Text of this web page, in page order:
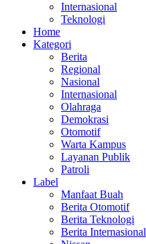
Internasional
Teknologi
Home
Kategori
Berita
Regional
Nasional
Internasional
Olahraga
Demokrasi
Otomotif
Warta Kampus
Layanan Publik
Patroli
Label
Manfaat Buah
Berita Otomotif
Berita Teknologi
Berita Internasional